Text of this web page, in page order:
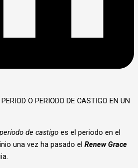
de castigo es el periodo en el
una vez ha pasado el Renew Grace